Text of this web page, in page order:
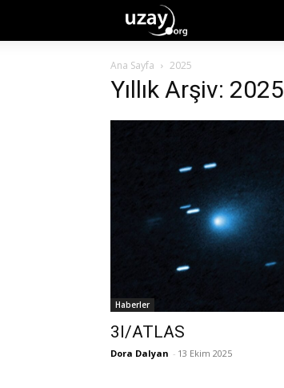
Ana Sayfa 2025
Yıllık Arşiv: 2025
Haberler
3I/ATLAS
Dora Dalyan - 13 Ekim 2025